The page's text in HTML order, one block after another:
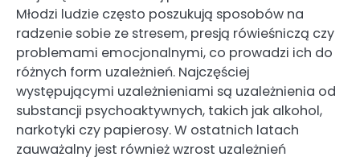
Młodzi ludzie często poszukują sposobów na
radzenie sobie ze stresem, presją rówieśniczą czy
problemami emocjonalnymi, co prowadzi ich do
różnych form uzależnień. Najczęściej
występującymi uzależnieniami są uzależnienia od
substancji psychoaktywnych, takich jak alkohol,
narkotyki czy papierosy. W ostatnich latach
zauważalny jest również wzrost uzależnień